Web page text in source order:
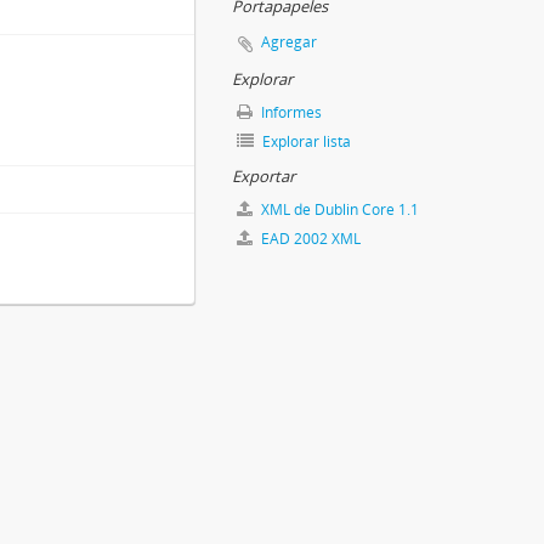
Portapapeles
Agregar
Explorar
Informes
Explorar lista
Exportar
XML de Dublin Core 1.1
EAD 2002 XML